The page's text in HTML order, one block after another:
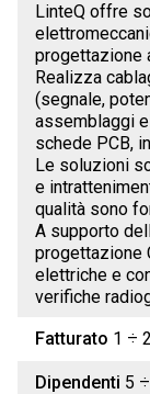
LinteQ offre
progettazione
Realizza
(segnale,
assemblaggi
schede PCB,
Le soluzioni
e
qualità sono
A supporto
progettazione
elettriche e
verifiche
Fatturato 1 ÷
Dipendenti 5